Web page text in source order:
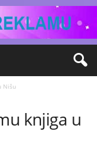
Nišu
knjiga u